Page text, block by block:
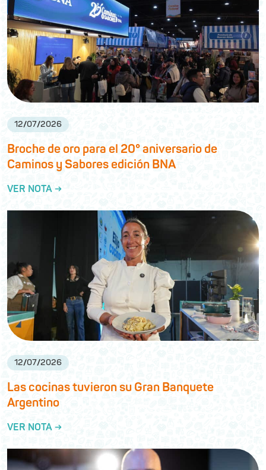
12/07/2026
Broche de oro para el 20° aniversario de
Caminos y Sabores edición BNA
VER NOTA →
12/07/2026
Las cocinas tuvieron su Gran Banquete
Argentino
VER NOTA →